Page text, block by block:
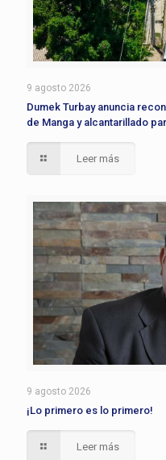
9 agosto 2026
Dumek Turbay anuncia
de Manga y alcantarillado
Leer más
9 agosto 2026
¡Lo primero es lo primero!
Leer más